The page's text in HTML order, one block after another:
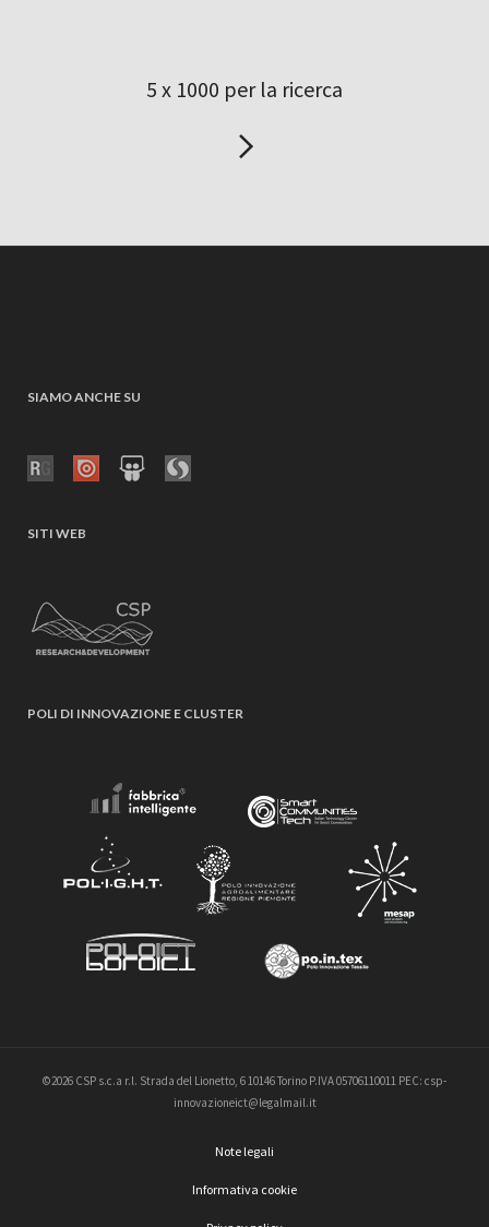
5 x 1000 per la ricerca
SIAMO ANCHE SU
SITI WEB
POLI DI INNOVAZIONE E CLUSTER
©2026 CSP s.c.a r.l. Strada del Lionetto, 6 10146 Torino P.IVA 05706110011 PEC: csp-
innovazioneict@legalmail.it
Note legali
Informativa cookie